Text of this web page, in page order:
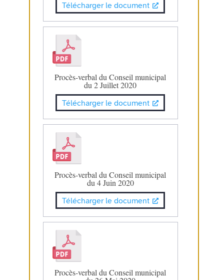
Télécharger le document
Procès-verbal du Conseil municipal
du 2 Juillet 2020
Télécharger le document
Procès-verbal du Conseil municipal
du 4 Juin 2020
Télécharger le document
Procès-verbal du Conseil municipal